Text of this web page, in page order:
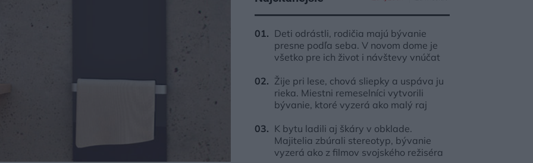
Deti odrástli, rodičia majú bývanie
presne podľa seba. V novom dome je
všetko pre ich život i návštevy vnúčat
Žije pri lese, chová sliepky a uspáva ju
rieka. Miestni remeselníci vytvorili
bývanie, ktoré vyzerá ako malý raj
K bytu ladili aj škáry v obklade.
Majitelia zbúrali stereotyp, bývanie
vyzerá ako z filmov svojského režiséra